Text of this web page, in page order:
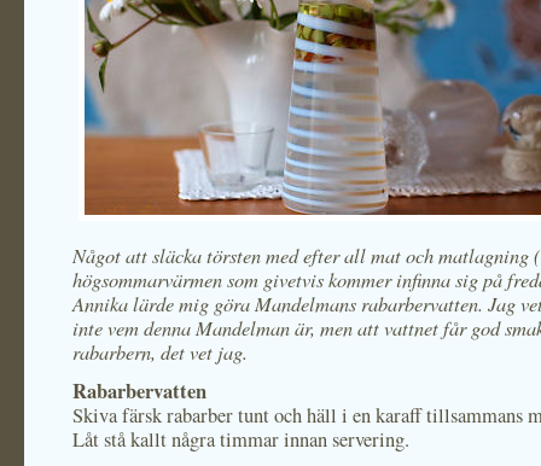
Något att släcka törsten med efter all mat och matlagning
högsommarvärmen som givetvis kommer infinna sig på
Annika lärde mig göra Mandelmans rabarbervatten. Jag
inte vem denna Mandelman är, men att vattnet får god
rabarbern, det vet jag.
Rabarbervatten
Skiva färsk rabarber tunt och häll i en karaff tillsammans
Låt stå kallt några timmar innan servering.